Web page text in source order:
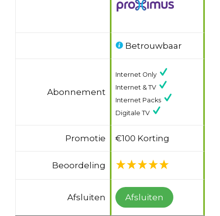
Betrouwbaar
Abonnement
Internet Only
Internet & TV
Internet Packs
Digitale TV
Promotie €100 Korting
Beoordeling
Afsluiten Afsluiten